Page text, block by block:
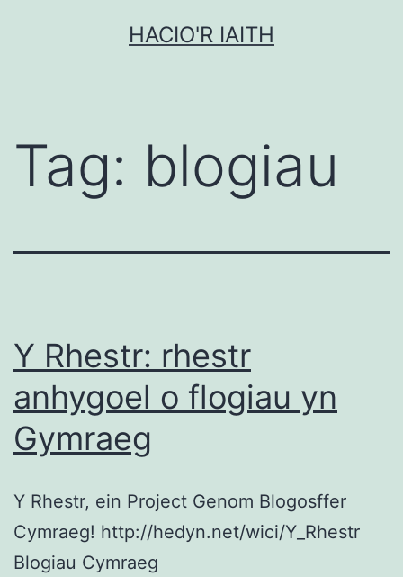
HACIO'R IAITH
Tag: blogiau
Y Rhestr: rhestr
anhygoel o flogiau yn
Gymraeg
Y Rhestr, ein Project Genom Blogosffer
Cymraeg! http://hedyn.net/wici/Y_Rhestr
Blogiau Cymraeg